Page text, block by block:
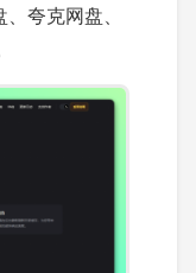
夸克网盘、